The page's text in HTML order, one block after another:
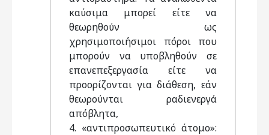
καύσιμα μπορεί είτε να
θεωρηθούν ως
χρησιμοποιήσιμοι πόροι που
μπορούν να υποβληθούν σε
επανεπεξεργασία είτε να
προορίζονται για διάθεση, εάν
θεωρούνται ραδιενεργά
απόβλητα,
4. «αντιπροσωπευτικό άτομο»: